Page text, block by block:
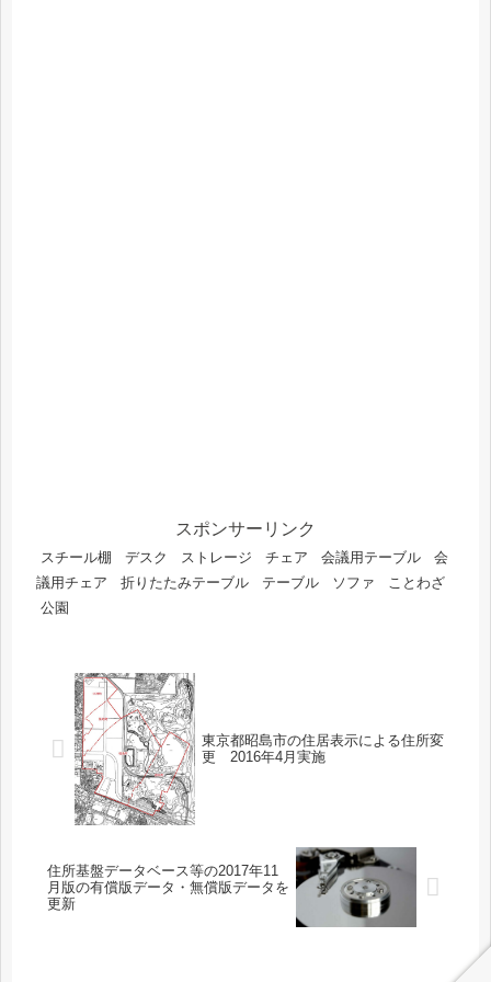
スポンサーリンク
スチール棚 デスク ストレージ チェア 会議用テーブル
会
議用チェア
折りたたみテーブル テーブル ソファ
ことわざ
公園
東京都昭島市の住居表示による住所変
更 2016年4月実施
住所基盤データベース等の2017年11
月版の有償版データ・無償版データを
更新